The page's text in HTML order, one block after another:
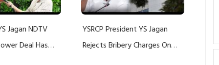
Jagan NDTV
Deal Has
YSRCP President YS Jagan
Rejects Bribery Charges On